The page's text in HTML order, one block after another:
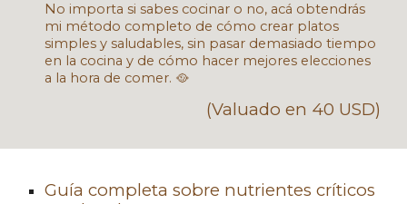
No importa si sabes cocinar o no, acá obtendrás
mi método completo de cómo crear platos
simples y saludables, sin pasar demasiado tiempo
en la cocina y de cómo hacer mejores elecciones
a la hora de comer. 🥘
(Valuado en 40 USD)
Guía completa sobre nutrientes críticos